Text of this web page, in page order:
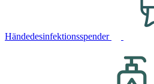
Händedesinfektionsspender